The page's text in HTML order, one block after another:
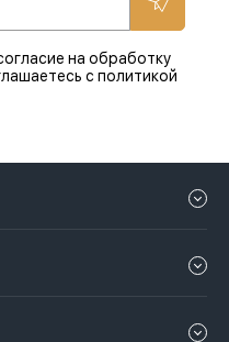
на обработку
с политикой